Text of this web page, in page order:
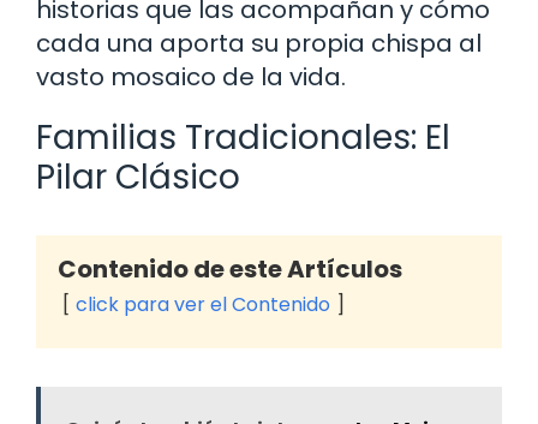
historias que las acompañan y cómo
cada una aporta su propia chispa al
vasto mosaico de la vida.
Familias Tradicionales: El
Pilar Clásico
Contenido de este Artículos
click para ver el Contenido